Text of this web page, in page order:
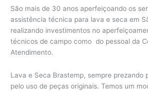
São mais de 30 anos aperfeiçoando os
assistência técnica para lava e seca em
realizando investimentos no
técnicos de campo como do pessoal da
Atendimento.
Lava e Seca Brastemp, sempre prezando
pelo uso de peças originais. Temos um